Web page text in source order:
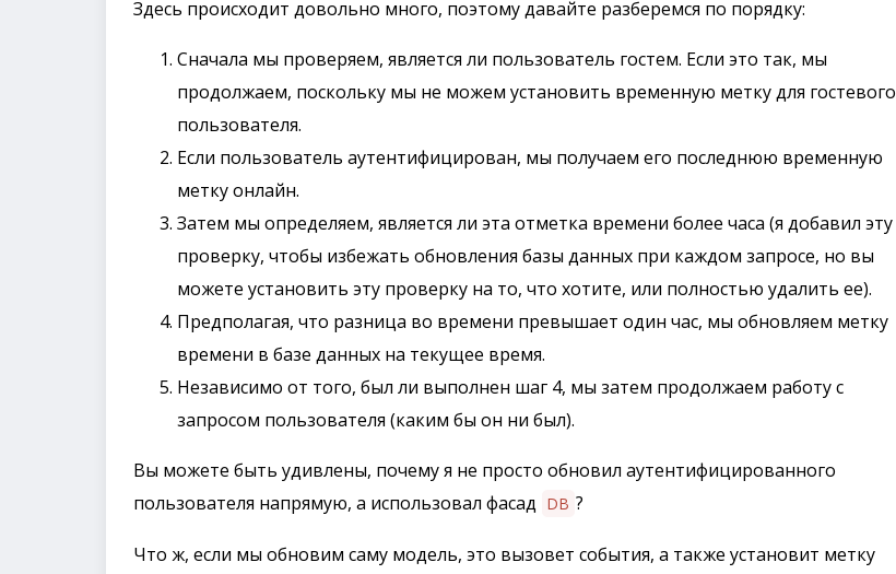
Здесь происходит довольно много, поэтому давайте разберемся по порядку:
Сначала мы проверяем, является ли пользователь гостем. Если это так, мы
продолжаем, поскольку мы не можем установить временную метку для гостевого
пользователя.
Если пользователь аутентифицирован, мы получаем его последнюю временную
метку онлайн.
Затем мы определяем, является ли эта отметка времени более часа (я добавил эту
проверку, чтобы избежать обновления базы данных при каждом запросе, но вы
можете установить эту проверку на то, что хотите, или полностью удалить ее).
Предполагая, что разница во времени превышает один час, мы обновляем метку
времени в базе данных на текущее время.
Независимо от того, был ли выполнен шаг 4, мы затем продолжаем работу с
запросом пользователя (каким бы он ни был).
Вы можете быть удивлены, почему я не просто обновил аутентифицированного
пользователя напрямую, а использовал фасад DB ?
Что ж, если мы обновим саму модель, это вызовет события, а также установит метку